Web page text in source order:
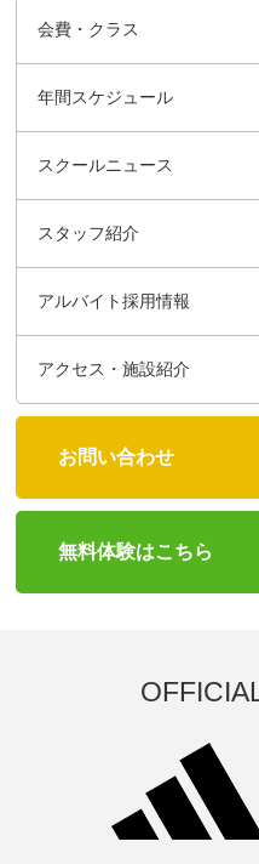
会費・クラス
年間スケジュール
スクールニュース
スタッフ紹介
アルバイト採用情報
アクセス・施設紹介
お問い合わせ
無料体験はこちら